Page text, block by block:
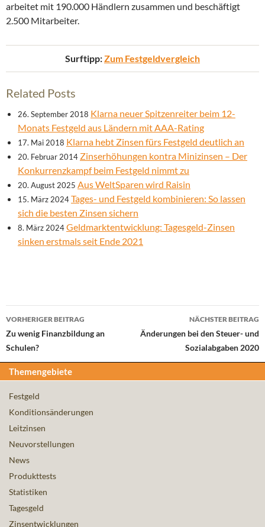
arbeitet mit 190.000 Händlern zusammen und beschäftigt
2.500 Mitarbeiter.
Surftipp:Zum Festgeldvergleich
Related Posts
26. September 2018 Klarna neuer Spitzenreiter beim 12-
Monats Festgeld aus Ländern mit AAA-Rating
17. Mai 2018 Klarna hebt Zinsen fürs Festgeld deutlich an
20. Februar 2014 Zinserhöhungen kontra Minizinsen – Der
Konkurrenzkampf beim Festgeld nimmt zu
20. August 2025 Aus WeltSparen wird Raisin
15. März 2024Tages- und Festgeld kombinieren: So lassen
sich die besten Zinsen sichern
8. März 2024Geldmarktentwicklung: Tagesgeld-Zinsen
sinken erstmals seit Ende 2021
Beitrags-
Navigation
VORHERIGER BEITRAG
Zu wenig Finanzbildung an
Schulen?
NÄCHSTER BEITRAG
Änderungen bei den Steuer- und
Sozialabgaben 2020
Themengebiete
Festgeld
Konditionsänderungen
Leitzinsen
Neuvorstellungen
News
Produkttests
Statistiken
Tagesgeld
Zinsentwicklungen